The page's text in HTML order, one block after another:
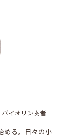
イオリン奏者
める。日々の小